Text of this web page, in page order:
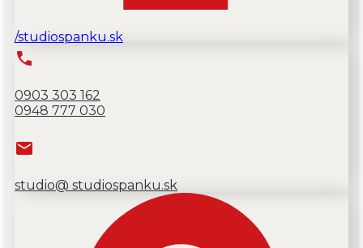
/studiospanku.sk
0903 303 162
0948 777 030
studio@ studiospanku.sk